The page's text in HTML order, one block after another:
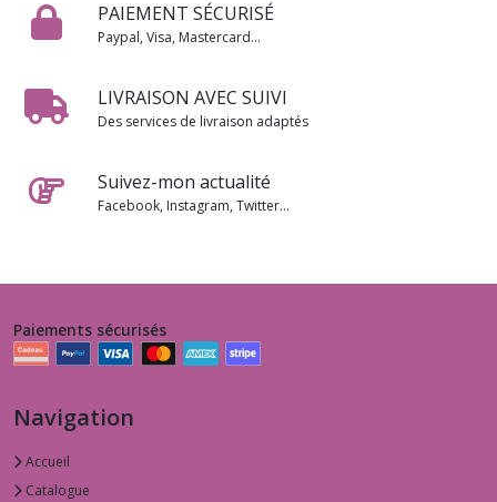
PAIEMENT SÉCURISÉ
Paypal, Visa, Mastercard...
LIVRAISON AVEC SUIVI
Des services de livraison adaptés
Suivez-mon actualité
Facebook, Instagram, Twitter...
Paiements sécurisés
Navigation
Accueil
Catalogue